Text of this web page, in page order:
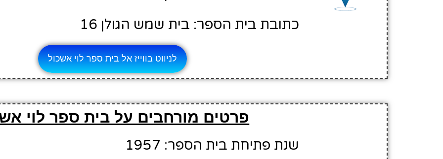
כתובת בית הספר: בית שמש הגולן 16
לניווט בווייז אל בית ספר לוי אשכול
פרטים מורחבים על בית ספר לוי
שנת פתיחת בית הספר: 1957